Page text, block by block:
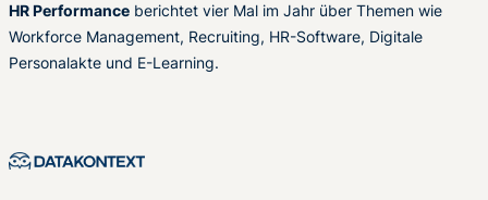
HR Performance berichtet vier Mal im Jahr über Themen wie
Workforce Management, Recruiting, HR-Software, Digitale
Personalakte und E-Learning.